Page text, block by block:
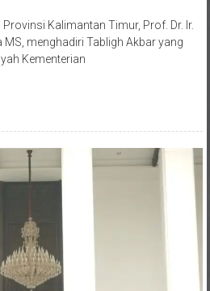
Kalimantan Timur, Prof. Dr. Ir.
menghadiri Tabligh Akbar yang
Kementerian